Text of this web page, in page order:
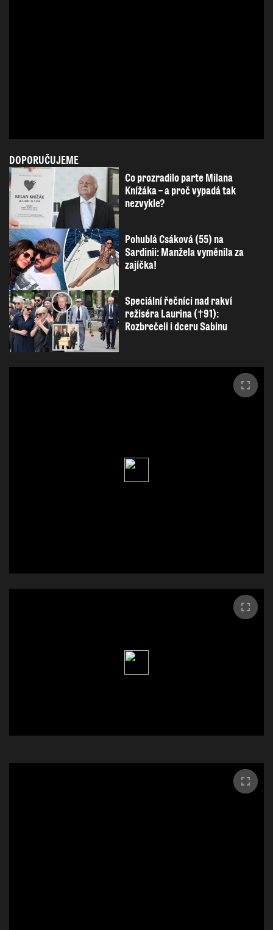
DOPORUČUJEME
Co prozradilo parte Milana
Knížáka – a proč vypadá tak
nezvykle?
Pohublá Csáková (55) na
Sardinii: Manžela vyměnila za
zajíčka!
Speciální řečníci nad rakví
režiséra Laurina (†91):
Rozbrečeli i dceru Sabinu